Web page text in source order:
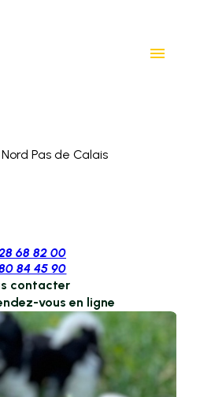
menu
Pas de Calais
68 82 00
84 45 90
contacter
vous en ligne